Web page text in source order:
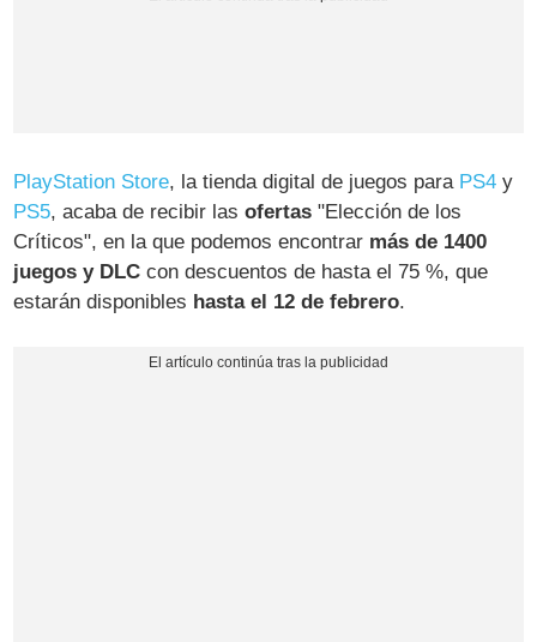
PlayStation Store, la tienda digital de juegos para PS4 y
PS5, acaba de recibir lasofertas "Elección de los
Críticos", en la que podemos encontrar más de 1400
juegos y DLC con descuentos de hasta el 75 %, que
estarán disponibles hasta el 12 de febrero.